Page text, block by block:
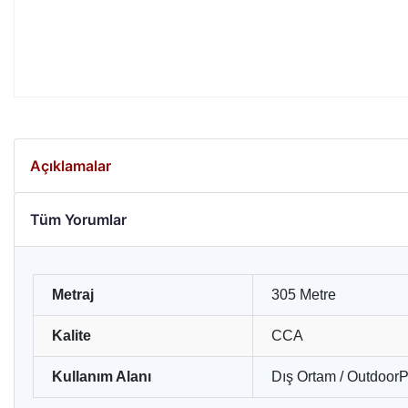
Açıklamalar
Tüm Yorumlar
Metraj 305 Metre
Kalite CCA
Kullanım Alanı Dış Ortam /